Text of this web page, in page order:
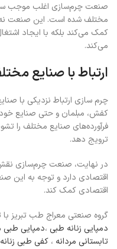
صنعت چرم‌سازی اغلب موجب
مختلف شده است. این صنعت نه
کمک می‌کند بلکه با ایجاد
می‌کند.
ارتباط با صنایع
چرم سازی ارتباط نزدیکی با
کفش، مبلمان و حتی صنایع
فرآورده‌های صنایع مختلف را
ترویج دهد.
در نهایت، صنعت چرم‌سازی
اقتصادی دارد و توجه به این
اقتصادی کمک کند.
گروه صنعتی معراج طب تبریز با
دمپایی زنانه طبی ،دمپایی طبی
تابستانی مردانه ، کفی طبی زنانه